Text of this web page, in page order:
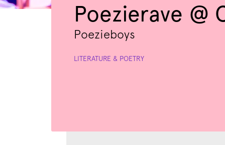
Poezierave @
Poezieboys
LITERATURE & POETRY